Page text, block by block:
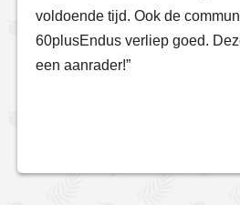
voldoende tijd. Ook de
60plusEndus verliep goed.
een aanrader!”